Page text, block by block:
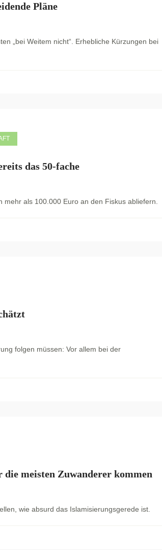
Pläne
„bei Weitem nicht“. Erhebliche Kürzungen bei
das 50-fache
als 100.000 Euro an den Fiskus abliefern.
folgen müssen: Vor allem bei der
meisten Zuwanderer kommen
wie absurd das Islamisierungsgerede ist.